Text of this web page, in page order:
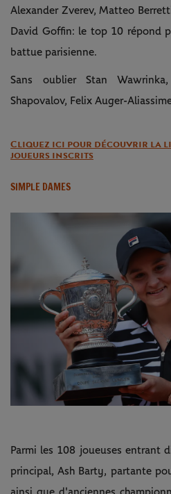
Alexander Zverev, Matteo
David Goffin: le top 10 répond
battue parisienne.
Sans oublier Stan
Shapovalov, Felix Auger-
Cliquez ici pour découvrir la
joueurs inscrits
SIMPLE DAMES
Parmi les 108 joueuses entrant
principal, Ash Barty, partante